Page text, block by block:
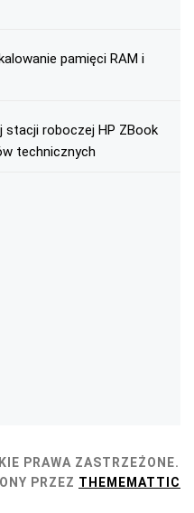
pamięci RAM i
roboczej HP ZBook
technicznych
PRAWA ZASTRZEŻONE.
PRZEZ THEMEMATTIC